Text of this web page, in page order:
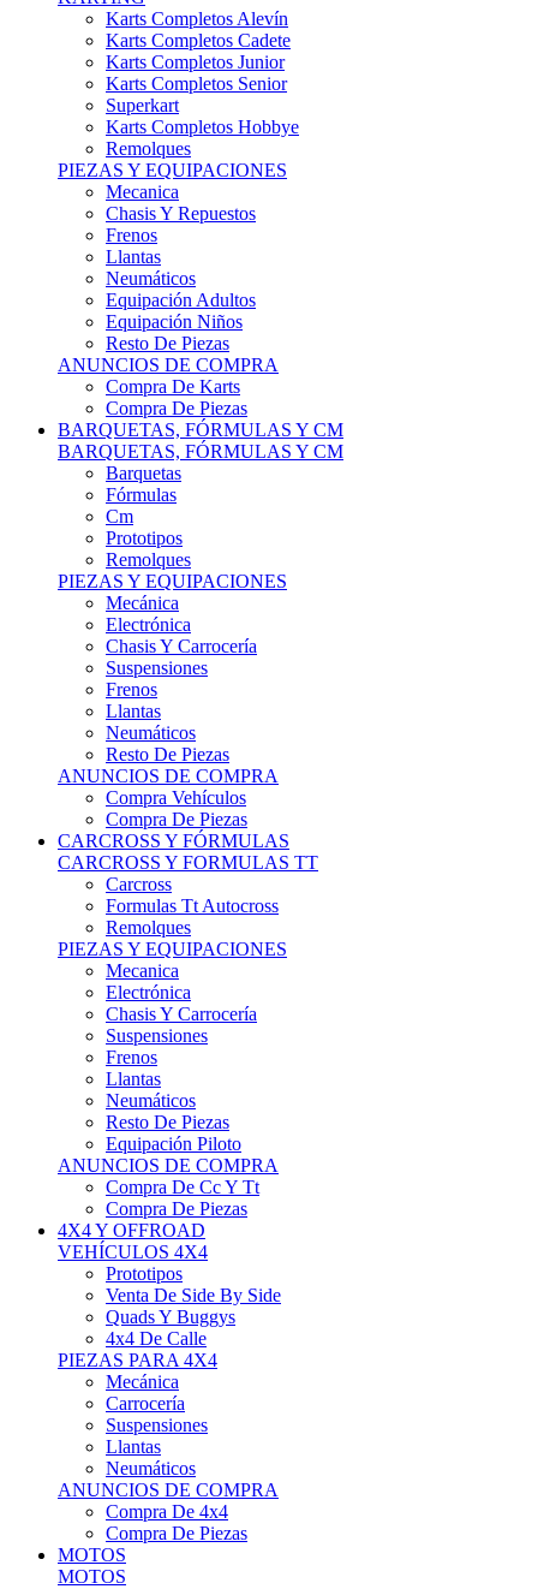
Karts Completos Cadete
Karts Completos Junior
Karts Completos Senior
Superkart
Karts Completos Hobbye
Remolques
PIEZAS Y EQUIPACIONES
Mecanica
Chasis Y Repuestos
Frenos
Llantas
Neumáticos
Equipación Adultos
Equipación Niños
Resto De Piezas
ANUNCIOS DE COMPRA
Compra De Karts
Compra De Piezas
BARQUETAS, FÓRMULAS Y CM
BARQUETAS, FÓRMULAS Y CM
Barquetas
Fórmulas
Cm
Prototipos
Remolques
PIEZAS Y EQUIPACIONES
Mecánica
Electrónica
Chasis Y Carrocería
Suspensiones
Frenos
Llantas
Neumáticos
Resto De Piezas
ANUNCIOS DE COMPRA
Compra Vehículos
Compra De Piezas
CARCROSS Y FÓRMULAS
CARCROSS Y FORMULAS TT
Carcross
Formulas Tt Autocross
Remolques
PIEZAS Y EQUIPACIONES
Mecanica
Electrónica
Chasis Y Carrocería
Suspensiones
Frenos
Llantas
Neumáticos
Resto De Piezas
Equipación Piloto
ANUNCIOS DE COMPRA
Compra De Cc Y Tt
Compra De Piezas
4X4 Y OFFROAD
VEHÍCULOS 4X4
Prototipos
Venta De Side By Side
Quads Y Buggys
4x4 De Calle
PIEZAS PARA 4X4
Mecánica
Carrocería
Suspensiones
Llantas
Neumáticos
ANUNCIOS DE COMPRA
Compra De 4x4
Compra De Piezas
MOTOS
MOTOS
Motos De Circuito